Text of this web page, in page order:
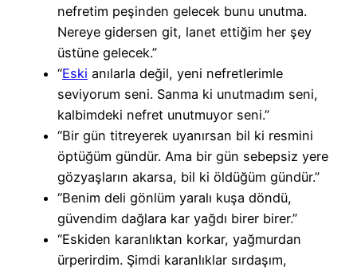
nefretim peşinden gelecek bunu unutma.
Nereye gidersen git, lanet ettiğim her şey
üstüne gelecek.”
“Eski anılarla değil, yeni nefretlerimle
seviyorum seni. Sanma ki unutmadım seni,
kalbimdeki nefret unutmuyor seni.”
“Bir gün titreyerek uyanırsan bil ki resmini
öptüğüm gündür. Ama bir gün sebepsiz yere
gözyaşların akarsa, bil ki öldüğüm gündür.”
“Benim deli gönlüm yaralı kuşa döndü,
güvendim dağlara kar yağdı birer birer.”
“Eskiden karanlıktan korkar, yağmurdan
ürperirdim. Şimdi karanlıklar sırdaşım,